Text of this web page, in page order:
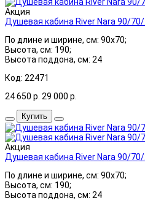
Акция
Душевая кабина River Nara 90/
По длине и ширине, см: 90x70;
Высота, см: 190;
Высота поддона, см: 24
Код: 22471
24 650 р. 29 000 р.
Купить
Акция
Душевая кабина River Nara 90/
По длине и ширине, см: 90x70;
Высота, см: 190;
Высота поддона, см: 24